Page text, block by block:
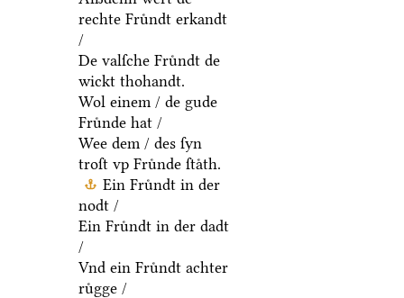
rechte Fruͤndt erkandt
/
De valſche Fruͤndt de
wickt thohandt.
Wol einem / de gude
Fruͤnde hat /
Wee dem / des ſyn
troſt vp Fruͤnde ſtaͤth.
Ein Fruͤndt in der
nodt /
Ein Fruͤndt in der dadt
/
Vnd ein Fruͤndt achter
ruͤgge /